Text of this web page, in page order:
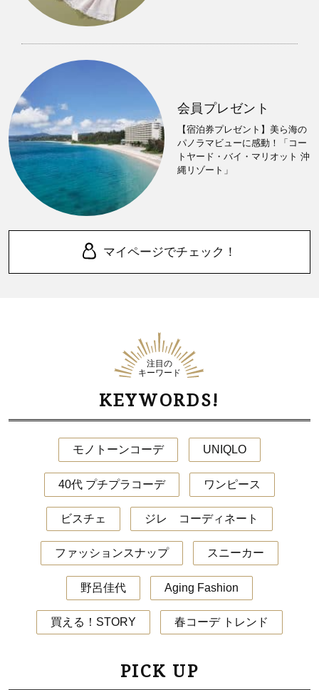
会員プレゼント
【宿泊券プレゼント】美ら海の
パノラマビューに感動！「コー
トヤード・バイ・マリオット 沖
縄リゾート」
マイページでチェック！
注目の
キーワード
KEYWORDS!
モノトーンコーデ UNIQLO
40代 プチプラコーデ ワンピース
ビスチェ ジレ コーディネート
ファッションスナップ スニーカー
野呂佳代 Aging Fashion
買える！STORY 春コーデ トレンド
PICK UP